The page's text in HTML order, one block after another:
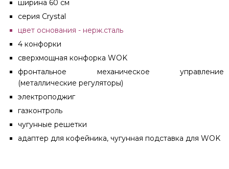
ширина 60 см
серия Crystal
цвет основания - нерж.сталь
4 конфорки
сверхмощная конфорка WOK
фронтальное механическое управление
(металлические регуляторы)
электроподжиг
газконтроль
чугунные решетки
адаптер для кофейника, чугунная подставка для WOK